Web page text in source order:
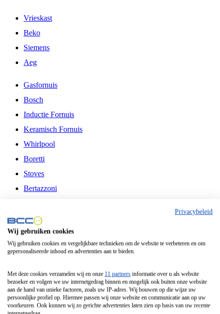
Vrieskast
Beko
Siemens
Aeg
Gasfornuis
Bosch
Inductie Fornuis
Keramisch Fornuis
Whirlpool
Boretti
Stoves
Bertazzoni
Fitelli
Airfryer
Frituurpan
Contactgrill
Broodbakmachine
Broodrooster
Privacybeleid
Wij gebruiken cookies
Wij gebruiken cookies en vergelijkbare technieken om de website te verbeteren en om
gepersonaliseerde inhoud en advertenties aan te bieden.
Met deze cookies verzamelen wij en onze 11 partners informatie over u als website
bezoeker en volgen we uw internetgedrag binnen en mogelijk ook buiten onze website
aan de hand van unieke factoren, zoals uw IP-adres. Wij bouwen op die wijze uw
persoonlijke profiel op. Hiermee passen wij onze website en communicatie aan op uw
voorkeuren. Ook kunnen wij zo gerichte advertenties laten zien op basis van uw recente